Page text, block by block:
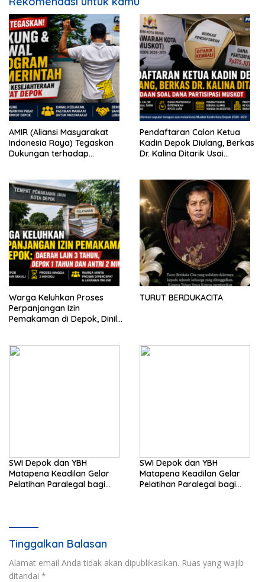
AMIR (Aliansi Masyarakat
Indonesia Raya) Tegaskan
Dukungan terhadap
Pendaftaran Calon Ketua
Kadin Depok Diulang, Berkas
Dr. Kalina Ditarik Usai
Warga Keluhkan Proses
Perpanjangan Izin
Pemakaman di Depok, Dinilai
TURUT BERDUKACITA
SWI Depok dan YBH
Matapena Keadilan Gelar
Pelatihan Paralegal bagi
SWI Depok dan YBH
Matapena Keadilan Gelar
Pelatihan Paralegal bagi
Tinggalkan Balasan
Alamat email Anda tidak akan dipublikasikan. Ruas yang wajib
ditandai *